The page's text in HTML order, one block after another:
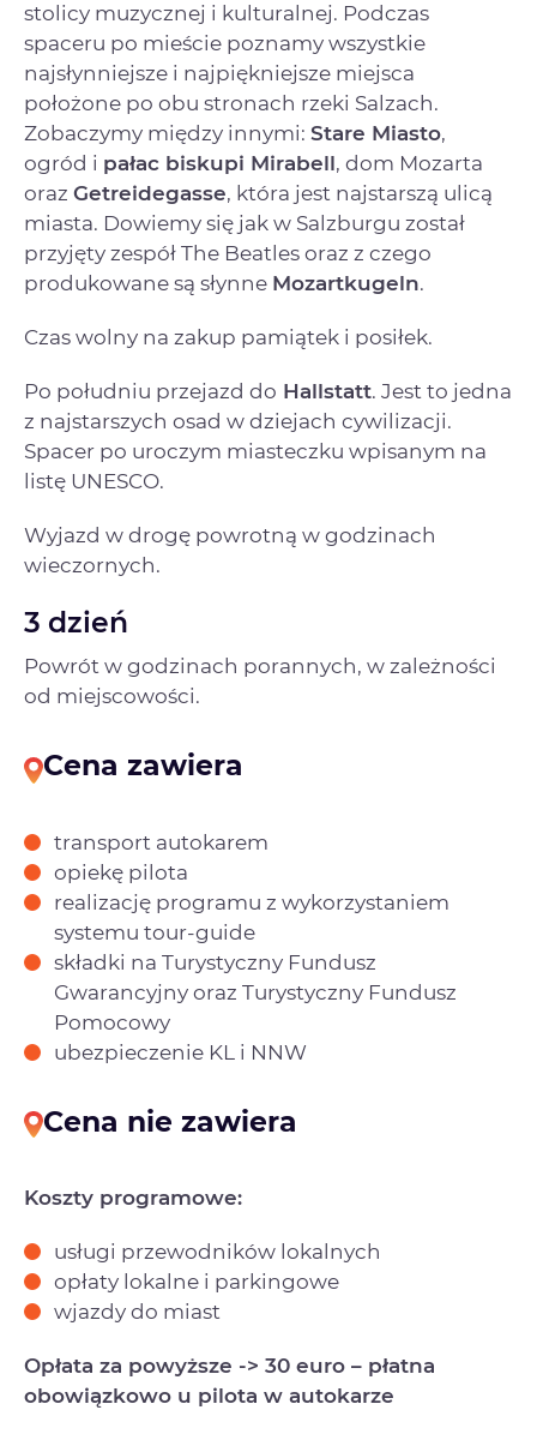
stolicy muzycznej i kulturalnej. Podczas
spaceru po mieście poznamy wszystkie
najsłynniejsze i najpiękniejsze miejsca
położone po obu stronach rzeki Salzach.
Zobaczymy między innymi: Stare Miasto,
ogród i pałac biskupi Mirabell, dom Mozarta
oraz Getreidegasse, która jest najstarszą ulicą
miasta. Dowiemy się jak w Salzburgu został
przyjęty zespół The Beatles oraz z czego
produkowane są słynne Mozartkugeln.
Czas wolny na zakup pamiątek i posiłek.
Po południu przejazd do Hallstatt. Jest to jedna
z najstarszych osad w dziejach cywilizacji.
Spacer po uroczym miasteczku wpisanym na
listę UNESCO.
Wyjazd w drogę powrotną w godzinach
wieczornych.
3 dzień
Powrót w godzinach porannych, w zależności
od miejscowości.
Cena zawiera
transport autokarem
opiekę pilota
realizację programu z wykorzystaniem
systemu tour-guide
składki na Turystyczny Fundusz
Gwarancyjny oraz Turystyczny Fundusz
Pomocowy
ubezpieczenie KL i NNW
Cena nie zawiera
Koszty programowe:
usługi przewodników lokalnych
opłaty lokalne i parkingowe
wjazdy do miast
Opłata za powyższe -> 30 euro – płatna
obowiązkowo u pilota w autokarze